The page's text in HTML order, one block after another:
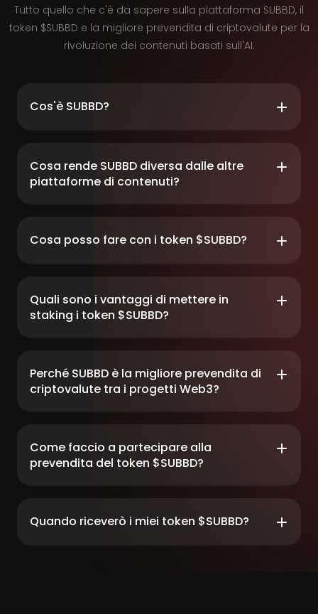
Tutto quello che c'è da sapere sulla piattaforma SUBBD, il
token $SUBBD e la migliore prevendita di criptovalute per la
rivoluzione dei contenuti basati sull'AI.
Cos'è SUBBD?
Cosa rende SUBBD diversa dalle altre
piattaforme di contenuti?
Cosa posso fare con i token $SUBBD?
Quali sono i vantaggi di mettere in
staking i token $SUBBD?
Perché SUBBD è la migliore prevendita di
criptovalute tra i progetti Web3?
Come faccio a partecipare alla
prevendita del token $SUBBD?
Quando riceverò i miei token $SUBBD?